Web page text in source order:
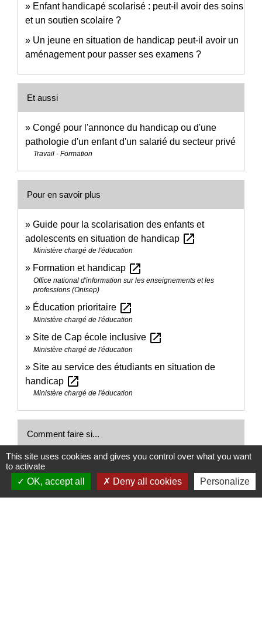
Enfant handicapé scolarisé : peut-il avoir des soins
et un soutien scolaire ?
Un jeune en situation de handicap peut-il avoir un
aménagement pour passer ses examens ?
Et aussi
Congé pour l'annonce du handicap ou d'une
pathologie d'un enfant d'un salarié du secteur privé
Travail - Formation
Pour en savoir plus
Guide pour la scolarisation des enfants et
adolescents en situation de handicap open_in_new
Ministère chargé de l'éducation
Formation et handicap open_in_new
Office national d'information sur les enseignements et les
professions (Onisep)
Éducation prioritaire open_in_new
Ministère chargé de l'éducation
Site de Cap école inclusive open_in_new
Ministère chargé de l'éducation
Site au service des étudiants en situation de
handicap open_in_new
Ministère chargé de l'éducation
Comment faire si...
Je suis en situation de handicap
Signaler une erreur sur cette page
This site uses cookies and gives you control over what you want
to activate
OK, accept all
Deny all cookies Personalize